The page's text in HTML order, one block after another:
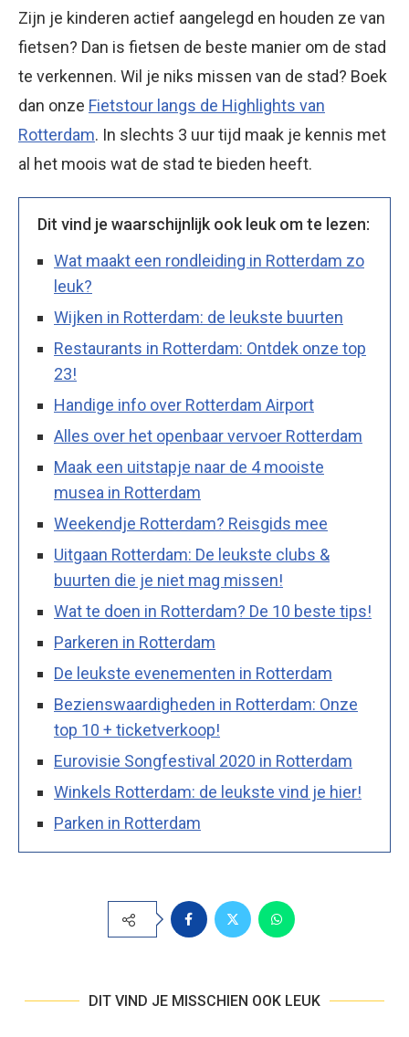
Zijn je kinderen actief aangelegd en houden ze van
fietsen? Dan is fietsen de beste manier om de stad
te verkennen. Wil je niks missen van de stad? Boek
dan onze Fietstour langs de Highlights van
Rotterdam. In slechts 3 uur tijd maak je kennis met
al het moois wat de stad te bieden heeft.
Dit vind je waarschijnlijk ook leuk om te lezen:
Wat maakt een rondleiding in Rotterdam zo
leuk?
Wijken in Rotterdam: de leukste buurten
Restaurants in Rotterdam: Ontdek onze top
23!
Handige info over Rotterdam Airport
Alles over het openbaar vervoer Rotterdam
Maak een uitstapje naar de 4 mooiste
musea in Rotterdam
Weekendje Rotterdam? Reisgids mee
Uitgaan Rotterdam: De leukste clubs &
buurten die je niet mag missen!
Wat te doen in Rotterdam? De 10 beste tips!
Parkeren in Rotterdam
De leukste evenementen in Rotterdam
Bezienswaardigheden in Rotterdam: Onze
top 10 + ticketverkoop!
Eurovisie Songfestival 2020 in Rotterdam
Winkels Rotterdam: de leukste vind je hier!
Parken in Rotterdam
DIT VIND JE MISSCHIEN OOK LEUK